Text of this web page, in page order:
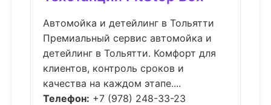
Автомойка и детейлинг в Тольятти
Премиальный сервис автомойка и
детейлинг в Тольятти. Комфорт для
клиентов, контроль сроков и
качества на каждом этапе....
Телефон: +7 (978) 248-33-23